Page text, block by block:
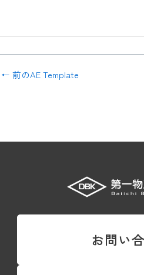
← 前のAE Template
お問い